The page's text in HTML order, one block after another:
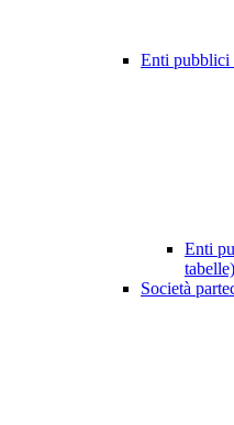
Enti pubblici
Enti
tabelle)
Società